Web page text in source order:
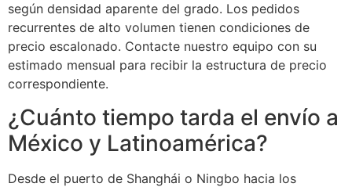
según densidad aparente del grado. Los pedidos
recurrentes de alto volumen tienen condiciones de
precio escalonado. Contacte nuestro equipo con su
estimado mensual para recibir la estructura de precio
correspondiente.
¿Cuánto tiempo tarda el envío a
México y Latinoamérica?
Desde el puerto de Shanghái o Ningbo hacia los